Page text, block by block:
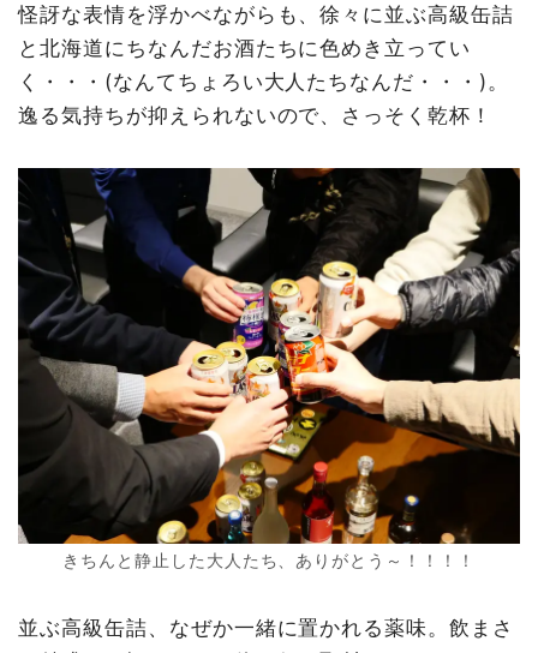
怪訝な表情を浮かべながらも、徐々に並ぶ高級缶詰
と北海道にちなんだお酒たちに色めき立ってい
く・・・(なんてちょろい大人たちなんだ・・・)。
逸る気持ちが抑えられないので、さっそく乾杯！
きちんと静止した大人たち、ありがとう～！！！！
並ぶ高級缶詰、なぜか一緒に置かれる薬味。飲まさ